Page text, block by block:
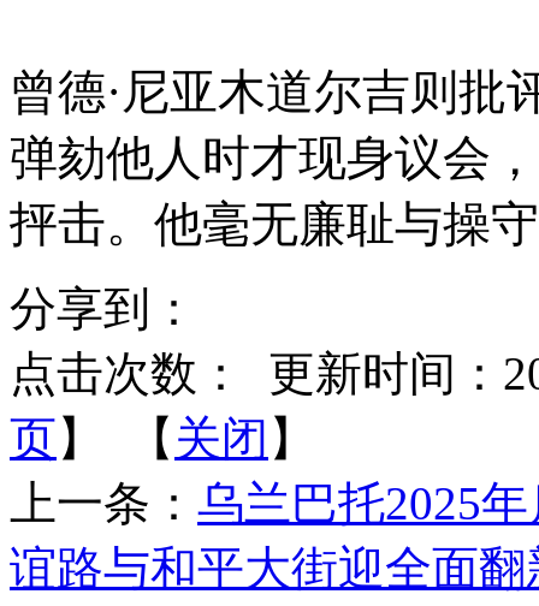
曾德·尼亚木道尔吉则批
弹劾他人时才现身议会
抨击。他毫无廉耻与操
分享到：
点击次数：
更新时间：
页】 【 关闭 】
上一条： 乌兰巴托2025
谊路与和平大街迎全面翻